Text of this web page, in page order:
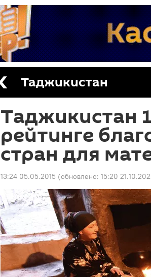
Таджикистан
Таджикистан
рейтинге
стран для
13:24 05.05.2015 (обновлено: 15:20